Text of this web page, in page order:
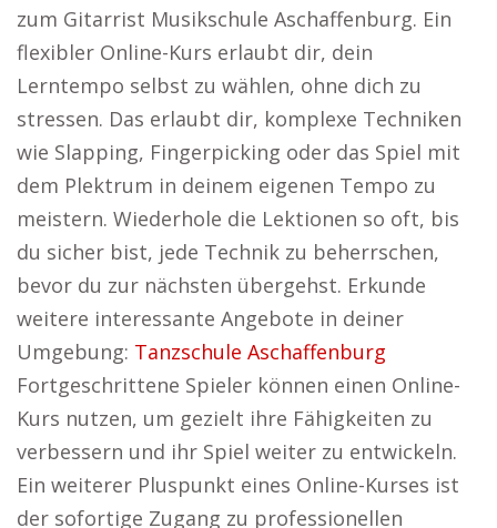
zum Gitarrist Musikschule Aschaffenburg. Ein
flexibler Online-Kurs erlaubt dir, dein
Lerntempo selbst zu wählen, ohne dich zu
stressen. Das erlaubt dir, komplexe Techniken
wie Slapping, Fingerpicking oder das Spiel mit
dem Plektrum in deinem eigenen Tempo zu
meistern. Wiederhole die Lektionen so oft, bis
du sicher bist, jede Technik zu beherrschen,
bevor du zur nächsten übergehst. Erkunde
weitere interessante Angebote in deiner
Umgebung: Tanzschule Aschaffenburg
Fortgeschrittene Spieler können einen Online-
Kurs nutzen, um gezielt ihre Fähigkeiten zu
verbessern und ihr Spiel weiter zu entwickeln.
Ein weiterer Pluspunkt eines Online-Kurses ist
der sofortige Zugang zu professionellen